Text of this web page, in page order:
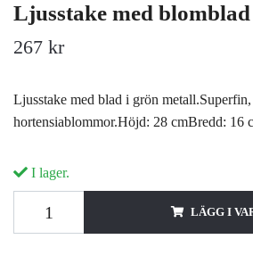
Ljusstake med
267 kr
Ljusstake med blad i grön metall.Superfin,
hortensiablommor.Höjd: 28 cmBredd: 16
I lager.
LÄGG I